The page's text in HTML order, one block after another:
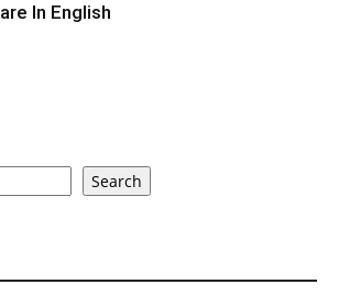
In English
Search